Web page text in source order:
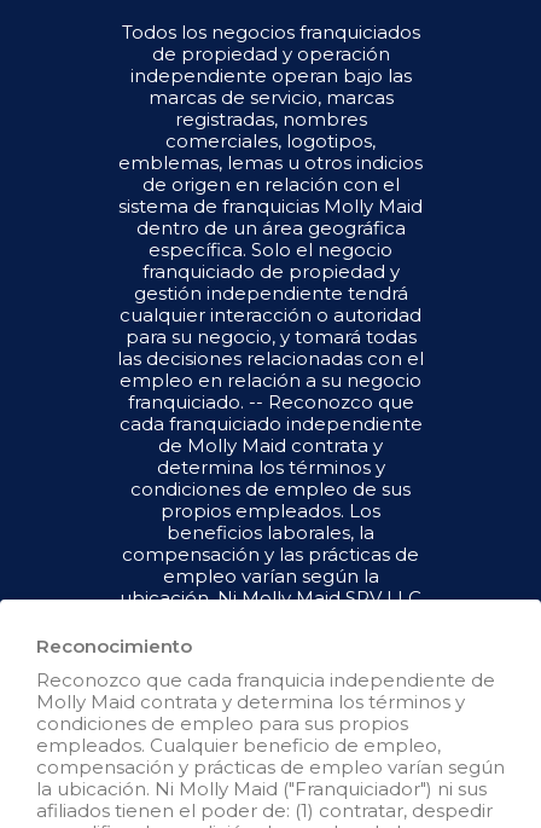
Todos los negocios franquiciados
de propiedad y operación
independiente operan bajo las
marcas de servicio, marcas
registradas, nombres
comerciales, logotipos,
emblemas, lemas u otros indicios
de origen en relación con el
sistema de franquicias Molly Maid
dentro de un área geográfica
específica. Solo el negocio
franquiciado de propiedad y
gestión independiente tendrá
cualquier interacción o autoridad
para su negocio, y tomará todas
las decisiones relacionadas con el
empleo en relación a su negocio
franquiciado. -- Reconozco que
cada franquiciado independiente
de Molly Maid contrata y
determina los términos y
condiciones de empleo de sus
propios empleados. Los
beneficios laborales, la
compensación y las prácticas de
empleo varían según la
ubicación. Ni Molly Maid SPV LLC
tienen el poder de : (1) contratar,
de empleo de los empleados del
franquiciado; (2) supervisar y
controlar el horario de trabajo de
los empleados del franquiciado o
las condiciones de empleo; (3)
determinar la tasa y el método de
pago; o (4) aceptar, revisar o
Reconocimiento
Reconozco que cada franquicia independiente de
Molly Maid contrata y determina los términos y
condiciones de empleo para sus propios
empleados. Cualquier beneficio de empleo,
compensación y prácticas de empleo varían según
la ubicación. Ni Molly Maid ("Franquiciador") ni sus
afiliados tienen el poder de: (1) contratar, despedir